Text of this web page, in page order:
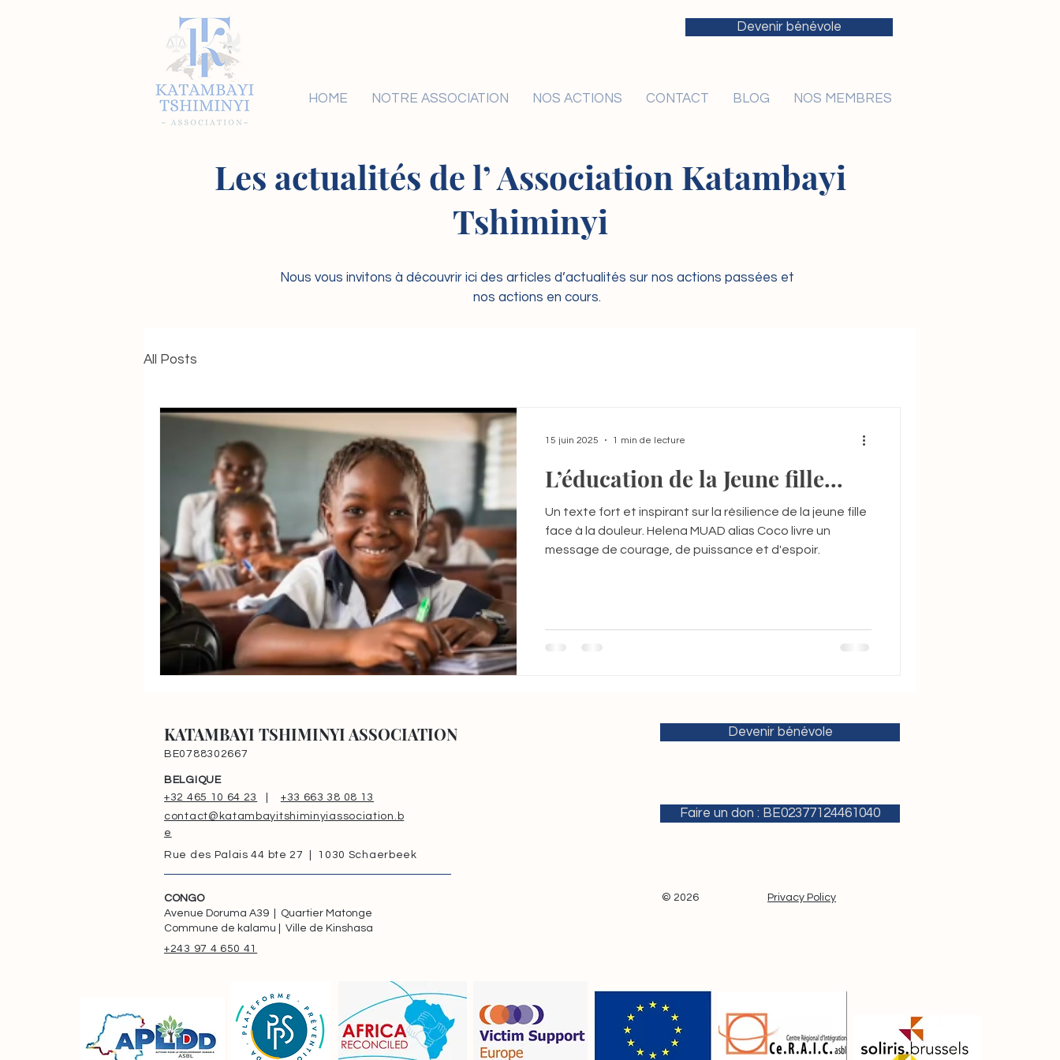
Devenir bénévole
HOME NOTRE ASSOCIATION NOS ACTIONS CONTACT BLOG NOS MEMBRES
Les actualités de l’ Association Katambayi
Tshiminyi
Nous vous invitons à découvrir ici des articles d’actualités sur nos actions passées et
nos actions en cours.
All Posts
L’éducation de la Jeune fille...
Un texte fort et inspirant sur la résilience de la jeune fille
face à la douleur. Helena MUAD alias Coco livre un
message de courage, de puissance et d'espoir.
15 juin 2025 1 min de lecture
KATAMBAYI TSHIMINYI ASSOCIATION
BE0788302667
Devenir bénévole
BELGIQUE
+32 465 10 64 23
+33 663 38 08 13
contact@katambayitshiminyiassociation.b
e
Rue des Palais 44 bte 27 | 1030 Schaerbeek
Faire un don : BE02377124461040
CONGO
Avenue Doruma A39 | Quartier Matonge
Commune de kalamu | Ville de Kinshasa
© 2026 Privacy Policy
+243 97 4 650 41